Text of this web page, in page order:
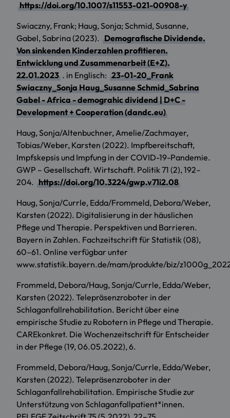
https://doi.org/10.1007/s11553-021-00908-y
Swiaczny, Frank; Haug, Sonja; Schmid, Susanne,
Gabel, Sabrina (2023). Demografische Dividende.
Von sinkenden Kinderzahlen profitieren.
Entwicklung und Zusammenarbeit (E+Z).
22.01.2023 . in Englisch: 23-01-20_Frank
Swiaczny_Sonja Haug_Susanne Schmid_Sabrina
Gabel - Africa - demograhic dividend | D+C -
Development + Cooperation (dandc.eu)
Haug, Sonja/Altenbuchner, Amelie/Zachmayer,
Tobias/Weber, Karsten (2022). Impfbereitschaft,
Impfskepsis und Impfung in der COVID-19-Pandemie.
GWP – Gesellschaft. Wirtschaft. Politik 71 (2), 192–
204. https://doi.org/10.3224/gwp.v71i2.08
Haug, Sonja/Currle, Edda/Frommeld, Debora/Weber,
Karsten (2022). Digitalisierung in der häuslichen
Pflege und Therapie. Perspektiven und Barrieren.
Bayern in Zahlen. Fachzeitschrift für Statistik (08),
60–61. Online verfügbar unter
www.statistik.bayern.de/mam/produkte/biz/
Frommeld, Debora/Haug, Sonja/Currle, Edda/Weber,
Karsten (2022). Telepräsenzroboter in der
Schlaganfallrehabilitation. Bericht über eine
empirische Studie zu Robotern in Pflege und Therapie.
CAREkonkret. Die Wochenzeitschrift für Entscheider
in der Pflege (19, 06.05.2022), 6.
Frommeld, Debora/Haug, Sonja/Currle, Edda/Weber,
Karsten (2022). Telepräsenzroboter in der
Schlaganfallrehabilitation. Empirische Studie zur
Unterstützung von Schlaganfallpatient*innen.